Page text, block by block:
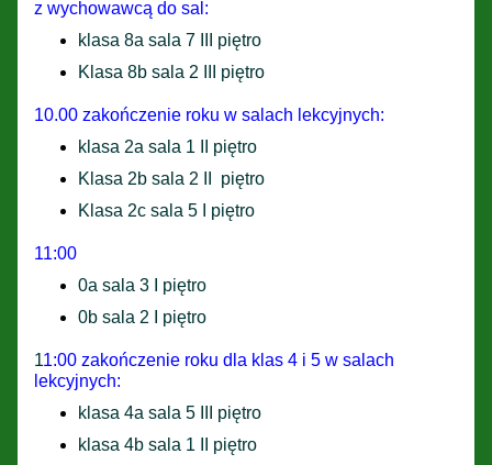
z wychowawcą do sal:
klasa 8a sala 7 III piętro
Klasa 8b sala 2 III piętro
10.00 zakończenie roku w salach lekcyjnych:
klasa 2a sala 1 II piętro
Klasa 2b sala 2 II piętro
Klasa 2c sala 5 I piętro
11:00
0a sala 3 I piętro
0b sala 2 I piętro
11:00 zakończenie roku dla klas 4 i 5 w salach
lekcyjnych:
klasa 4a sala 5 III piętro
klasa 4b sala 1 II piętro